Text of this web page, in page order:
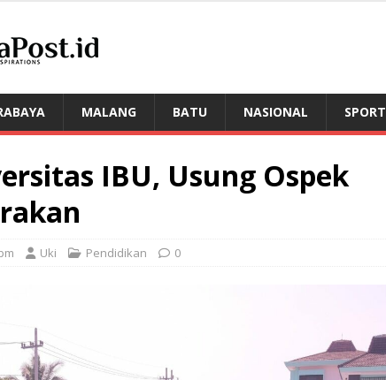
MALANG BATU NASIONAL SPORT
IBU, Usung Ospek
Uki Pendidikan 0